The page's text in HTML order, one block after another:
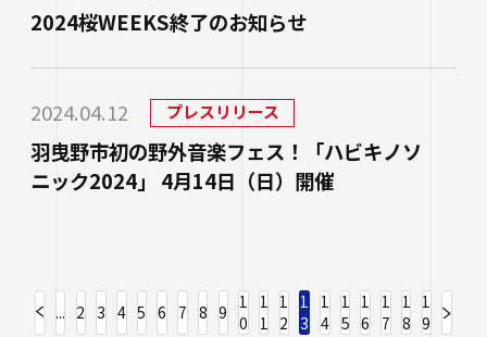
2024桜WEEKS終了のお知らせ
2024.04.12 プレスリリース
羽曳野市初の野外音楽フェス！「ハビキノソ
ニック2024」 4月14日（日）開催
... 2 3 4 5 6 7 8 9
1
0
1
1
1
2
1
3
1
4
1
5
1
6
1
7
1
8
1
9